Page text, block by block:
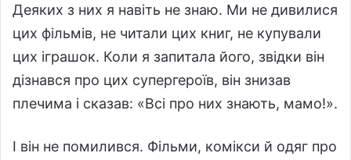
Деяких з них я навіть не знаю. Ми не дивилися
цих фільмів, не читали цих книг, не купували
цих іграшок. Коли я запитала його, звідки він
дізнався про цих супергероїв, він знизав
плечима і сказав: «Всі про них знають, мамо!».
І він не помилився. Фільми, комікси й одяг про